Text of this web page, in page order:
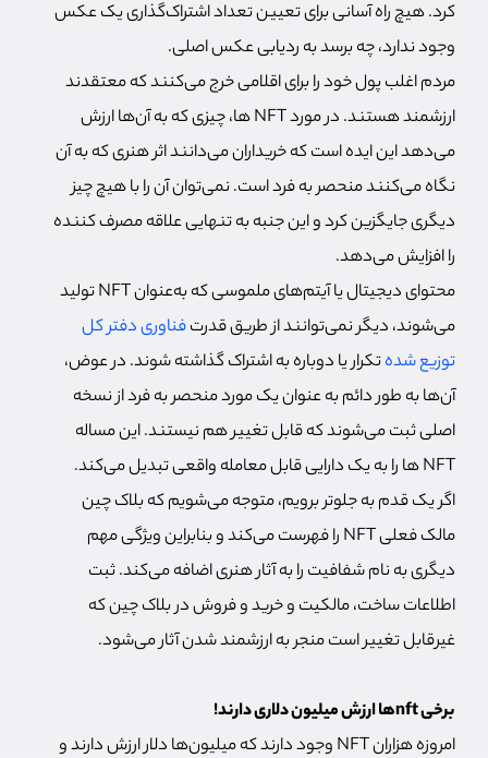
کرد. هیچ راه آسانی برای تعیین تعداد اشتراک‌گذاری یک عکس
وجود ندارد، چه برسد به ردیابی عکس اصلی.
مردم اغلب پول خود را برای اقلامی خرج می‌کنند که معتقدند
ارزشمند هستند. در مورد NFT ها، چیزی که به آن‌ها ارزش
می‌دهد این ایده است که خریداران می‌دانند اثر هنری که به آن
نگاه می‌کنند منحصر به فرد است. نمی‌توان آن را با هیچ چیز
دیگری جایگزین کرد و این جنبه به تنهایی علاقه مصرف کننده
را افزایش می‌دهد.
محتوای دیجیتال یا آیتم‌های ملموسی که به‌عنوان NFT تولید
می‌شوند، دیگر نمی‌توانند از طریق قدرتفناوری دفتر کل
توزیع شدهتکرار یا دوباره به اشتراک گذاشته شوند. در عوض،
آن‌ها به طور دائم به عنوان یک مورد منحصر به فرد از نسخه
اصلی ثبت می‌شوند که قابل تغییر هم نیستند. این مساله
NFT ها را به یک دارایی قابل معامله واقعی تبدیل می‌کند.
اگر یک قدم به جلوتر برویم، متوجه می‌شویم که بلاک چین
مالک فعلی NFT را فهرست می‌کند و بنابراین ویژگی مهم
دیگری به نام شفافیت را به آثار هنری اضافه می‌کند. ثبت
اطلاعات ساخت، مالکیت و خرید و فروش در بلاک چین که
غیرقابل تغییر است منجر به ارزشمند شدن آثار می‌شود.
برخی nftها ارزش میلیون دلاری دارند!
امروزه هزاران NFT وجود دارند که میلیون‌ها دلار ارزش دارند و